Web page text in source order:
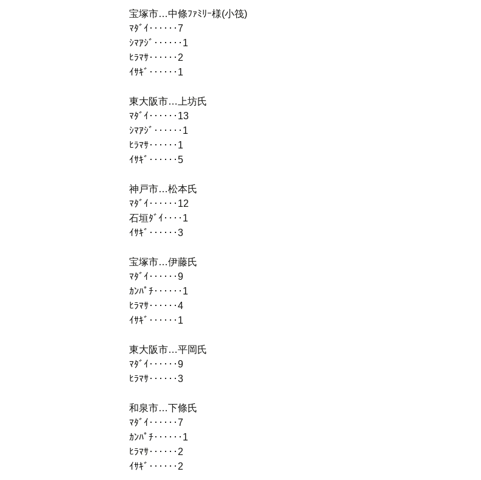
宝塚市…中條ﾌｧﾐﾘｰ様(小筏)
ﾏﾀﾞｲ‥‥‥7
ｼﾏｱｼﾞ‥‥‥1
ﾋﾗﾏｻ‥‥‥2
ｲｻｷﾞ‥‥‥1
東大阪市…上坊氏
ﾏﾀﾞｲ‥‥‥13
ｼﾏｱｼﾞ‥‥‥1
ﾋﾗﾏｻ‥‥‥1
ｲｻｷﾞ‥‥‥5
神戸市…松本氏
ﾏﾀﾞｲ‥‥‥12
石垣ﾀﾞｲ‥‥1
ｲｻｷﾞ‥‥‥3
宝塚市…伊藤氏
ﾏﾀﾞｲ‥‥‥9
ｶﾝﾊﾟﾁ‥‥‥1
ﾋﾗﾏｻ‥‥‥4
ｲｻｷﾞ‥‥‥1
東大阪市…平岡氏
ﾏﾀﾞｲ‥‥‥9
ﾋﾗﾏｻ‥‥‥3
和泉市…下條氏
ﾏﾀﾞｲ‥‥‥7
ｶﾝﾊﾟﾁ‥‥‥1
ﾋﾗﾏｻ‥‥‥2
ｲｻｷﾞ‥‥‥2